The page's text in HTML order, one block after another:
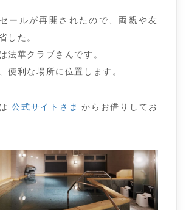
ールが再開されたので、両親や友
した。
法華クラブさんです。
便利な場所に位置します。
公式サイトさま からお借りしてお